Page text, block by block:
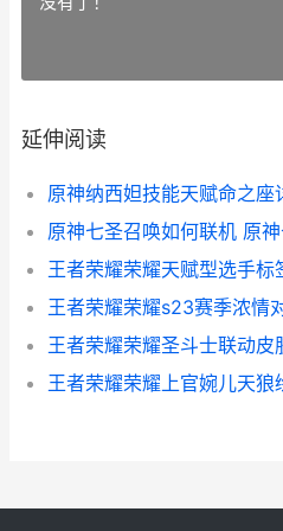
延伸阅读
原神七圣召唤如何联机 原